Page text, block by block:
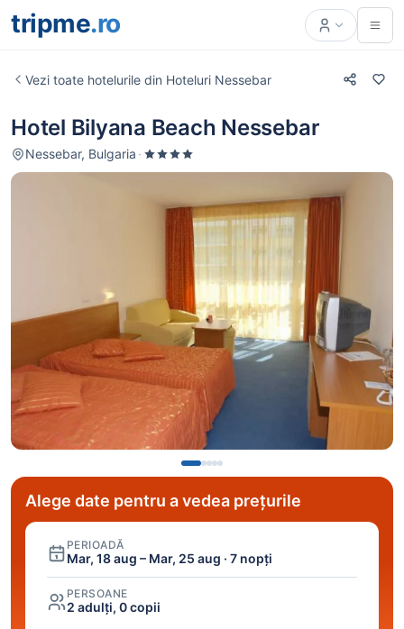
tripme.ro
Alege date pentru a vedea prețurile
PERIOADĂ
Mar, 18 aug – Mar, 25 aug · 7 nopți
PERSOANE
2 adulți, 0 copii
Vezi toate hotelurile din Hoteluri Nessebar
Hotel Bilyana Beach Nessebar
Nessebar, Bulgaria ·